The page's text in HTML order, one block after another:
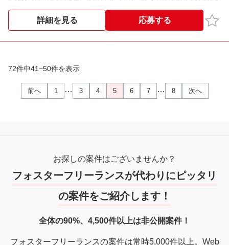
していただきます。
＜服装＞
※※こちらの案件は現在募集を終了しております※※​
詳細を見る 応募する お気
72件中41−50件を表示
前へ 1 … 3 4 5 6 7 … 8 次へ
お探しの案件はございませんか？
フォスターフリーランスが代わりにピッタリ
の案件をご紹介します！
全体の90%、4,500件以上は非公開案件！
フォスターフリーランスの案件は常時5,000件以上。Web